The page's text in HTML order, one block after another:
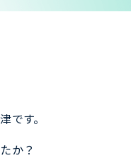
です。
か？